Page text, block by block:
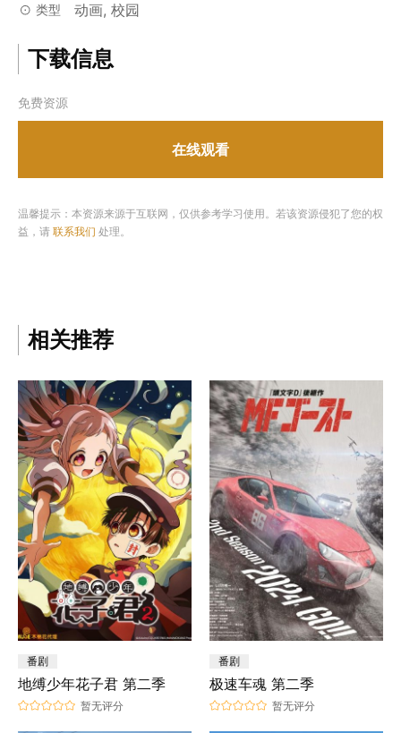
类型 动画, 校园
下载信息
免费资源
在线观看
温馨提示：本资源来源于互联网，仅供参考学习使用。若该资源侵犯了您的权
益，请 联系我们 处理。
相关推荐
番剧
地缚少年花子君 第二季
暂无评分
番剧
极速车魂 第二季
暂无评分